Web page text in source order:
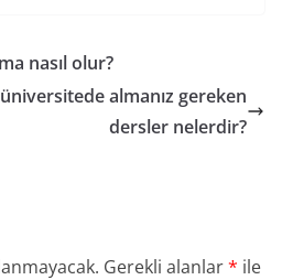
nasıl olur?
almanız gereken
dersler nelerdir?
Gerekli alanlar* ile